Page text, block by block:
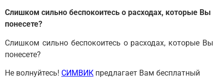
Слишком сильно беспокоитесь о расходах, которые Вы
понесете?
Слишком сильно беспокоитесь о расходах, которые Вы
понесете?
Не волнуйтесь! СИМВИК предлагает Вам бесплатный